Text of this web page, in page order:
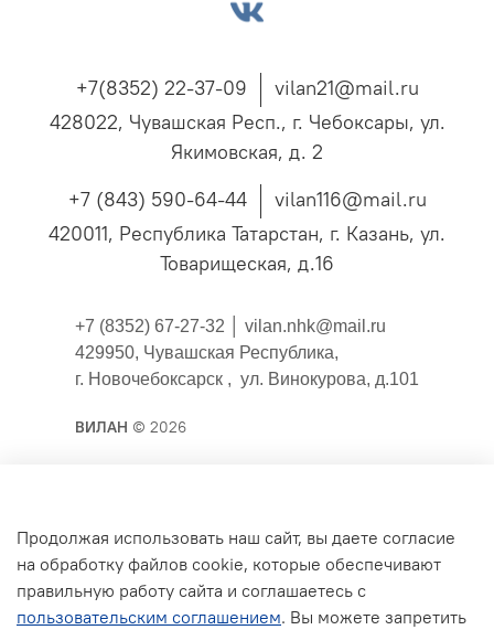
+7(8352) 22-37-09
vilan21@mail.ru
428022, Чувашская Респ., г. Чебоксары, ул.
Якимовская, д. 2
+7 (843) 590-64-44
vilan116@mail.ru
420011, Республика Татарстан, г. Казань, ул.
Товарищеская, д.16
+7 (8352) 67-27-32 │ vilan.nhk@mail.ru
429950, Чувашская Республика,
г. Новочебоксарск , ул. Винокурова, д.101
ВИЛАН © 2026
Публичная оферта
Согласие на обработку персональных данных для
сайта
Продолжая использовать наш сайт, вы даете согласие
на обработку файлов cookie, которые обеспечивают
правильную работу сайта и соглашаетесь с
пользовательским соглашением. Вы можете запретить